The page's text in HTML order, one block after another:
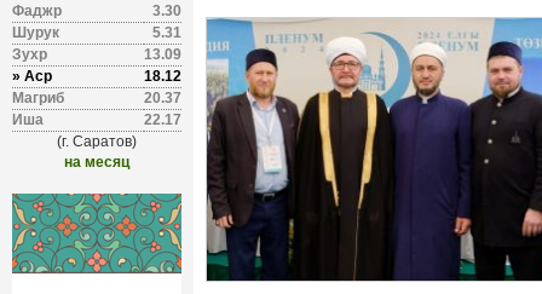
Фаджр
3.30
Шурук
5.31
Зухр
13.09
» Аср
18.12
Магриб
20.37
Иша
22.17
(г. Саратов)
на месяц